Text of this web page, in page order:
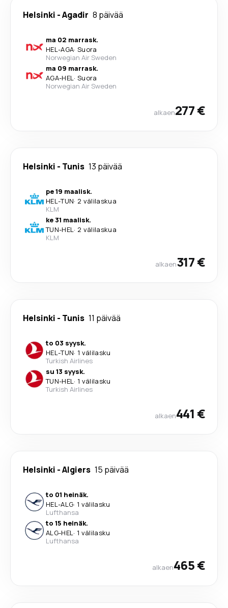
Helsinki -Agadir 8 päivää
ma 02 marrask.
HEL-AGA· Suora
Norwegian Air Sweden
ma 09 marrask.
AGA-HEL· Suora
Norwegian Air Sweden
alkaen277 €
Helsinki - Tunis 13 päivää
pe 19 maalisk.
HEL-TUN· 2 välilaskua
KLM
ke 31 maalisk.
TUN-HEL· 2 välilaskua
KLM
alkaen317 €
Helsinki - Tunis 11 päivää
to 03 syysk.
HEL-TUN· 1 välilasku
Turkish Airlines
su 13 syysk.
TUN-HEL· 1 välilasku
Turkish Airlines
alkaen441 €
Helsinki -Algiers 15 päivää
to 01 heinäk.
HEL-ALG· 1 välilasku
Lufthansa
to 15 heinäk.
ALG-HEL· 1 välilasku
Lufthansa
alkaen465 €